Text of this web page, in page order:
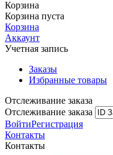
Корзина
Корзина пуста
Корзина
Аккаунт
Учетная запись
Заказы
Избранные товары
Отслеживание заказа
Отслеживание заказа
ВойтиРегистрация
Контакты
Контакты